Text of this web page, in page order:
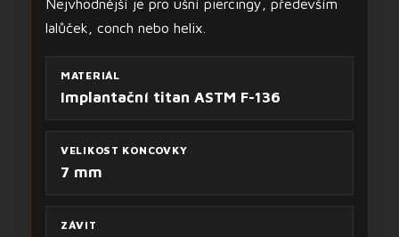
Nejvhodnější je pro ušní piercingy, především
lalůček, conch nebo helix.
MATERIÁL
Implantační titan ASTM F-136
VELIKOST KONCOVKY
7 mm
ZÁVIT